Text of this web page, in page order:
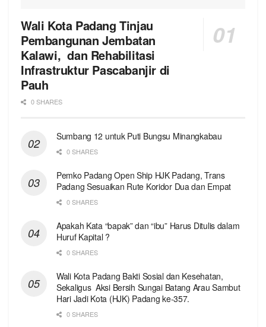
Wali Kota Padang Tinjau
Pembangunan Jembatan
Kalawi, dan Rehabilitasi
Infrastruktur Pascabanjir di
Pauh
0 SHARES
Sumbang 12 untuk Puti Bungsu Minangkabau
0 SHARES
Pemko Padang Open Ship HJK Padang, Trans
Padang Sesuaikan Rute Koridor Dua dan Empat
0 SHARES
Apakah Kata “bapak” dan “ibu” Harus Ditulis dalam
Huruf Kapital ?
0 SHARES
Wali Kota Padang Bakti Sosial dan Kesehatan,
Sekaligus Aksi Bersih Sungai Batang Arau Sambut
Hari Jadi Kota (HJK) Padang ke-357.
0 SHARES